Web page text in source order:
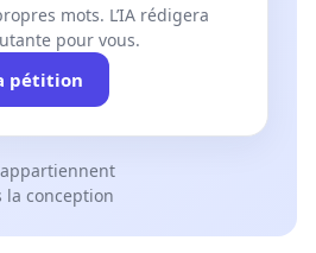
mots. L’IA rédigera
pour vous.
pétition
la conception